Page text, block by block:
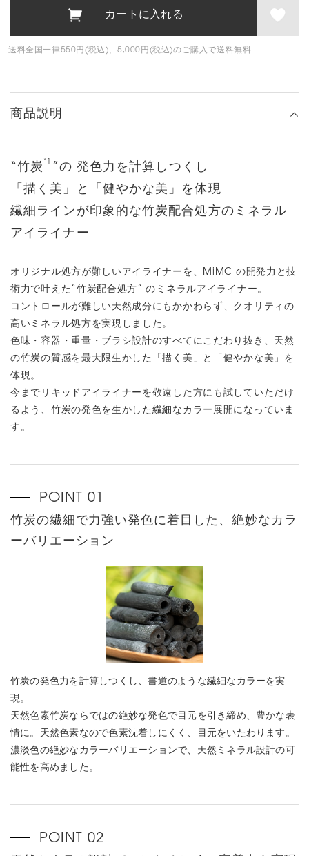
送料全国一律550円(税込)、5,000円(税込)のご購入で送料無料
商品説明
“竹炭 *1
”の 発色力を計算しつくし
「描く美」と「健やかな美」を体現
繊細ラインが印象的な竹炭配合処方のミネラル
アイライナー
オリジナル処方が難しいアイライナーを、MiMC の開発力と技
術力で叶えた“竹炭配合処方” のミネラルアイライナー。
コントロールが難しい天然成分にもかかわらず、クオリティの
高いミネラル処方を実現しました。
色味・容器・重量・ブラシ設計のすべてにこだわり抜き、天然
の竹炭の質感を最大限生かした「描く美」と「健やかな美」を
体現。
今までリキッドアイライナーを敬遠した方にも試していただけ
るよう、竹炭の発色を生かした繊細なカラー展開になっていま
す。
竹炭の繊細で力強い発色に着目した、絶妙なカラ
ーバリエーション
竹炭の発色力を計算しつくし、書道のような繊細なカラーを実
現。
天然色素竹炭ならではの絶妙な発色で目元を引き締め、豊かな表
情に。天然色素なので色素沈着しにくく、目元をいたわります。
濃淡色の絶妙なカラーバリエーションで、天然ミネラル設計の可
能性を高めました。